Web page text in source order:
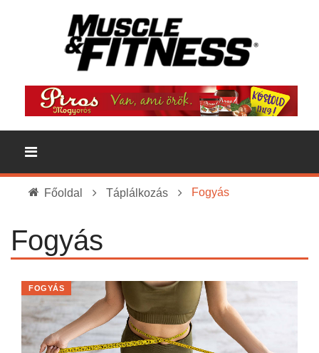
Főoldal Táplálkozás Fogyás
Fogyás
FOGYÁS